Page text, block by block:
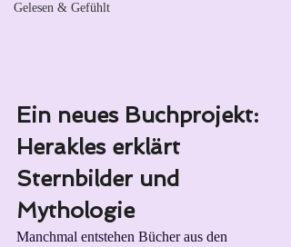
Gelesen & Gefühlt
Ein neues Buchprojekt:
Herakles erklärt
Sternbilder und
Mythologie
Manchmal entstehen Bücher aus den